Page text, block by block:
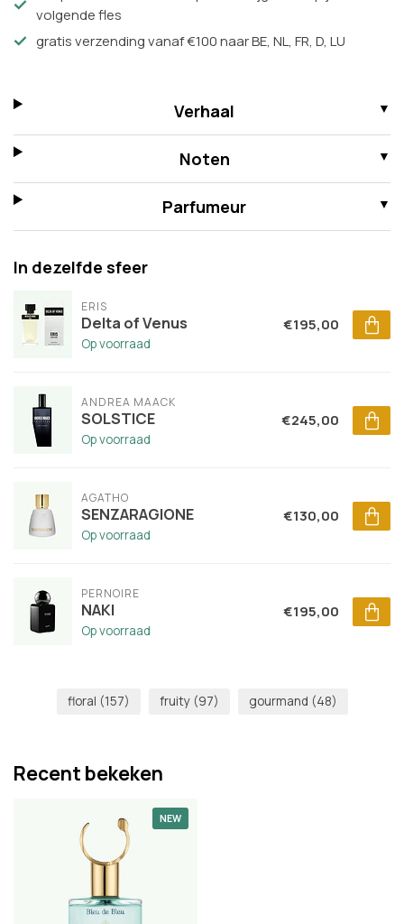
volgende fles
gratis verzending vanaf €100 naar BE, NL, FR, D, LU
Verhaal
Noten
Parfumeur
In dezelfde sfeer
ERIS
Delta of Venus
Op voorraad
€195,00
ANDREA MAACK
SOLSTICE
Op voorraad
€245,00
AGATHO
SENZARAGIONE
Op voorraad
€130,00
PERNOIRE
NAKI
Op voorraad
€195,00
floral (157) fruity (97) gourmand (48)
Recent bekeken
NEW